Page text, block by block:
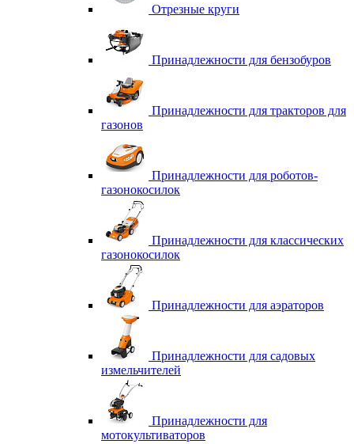
Отрезные круги
Принадлежности для бензобуров
Принадлежности для тракторов для
газонов
Принадлежности для роботов-
газонокосилок
Принадлежности для классических
газонокосилок
Принадлежности для аэраторов
Принадлежности для садовых
измельчителей
Принадлежности для
мотокультиваторов